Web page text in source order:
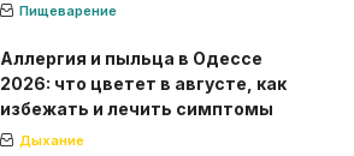
Пищеварение
Аллергия и пыльца в Одессе
2026: что цветет в августе, как
избежать и лечить симптомы
Дыхание